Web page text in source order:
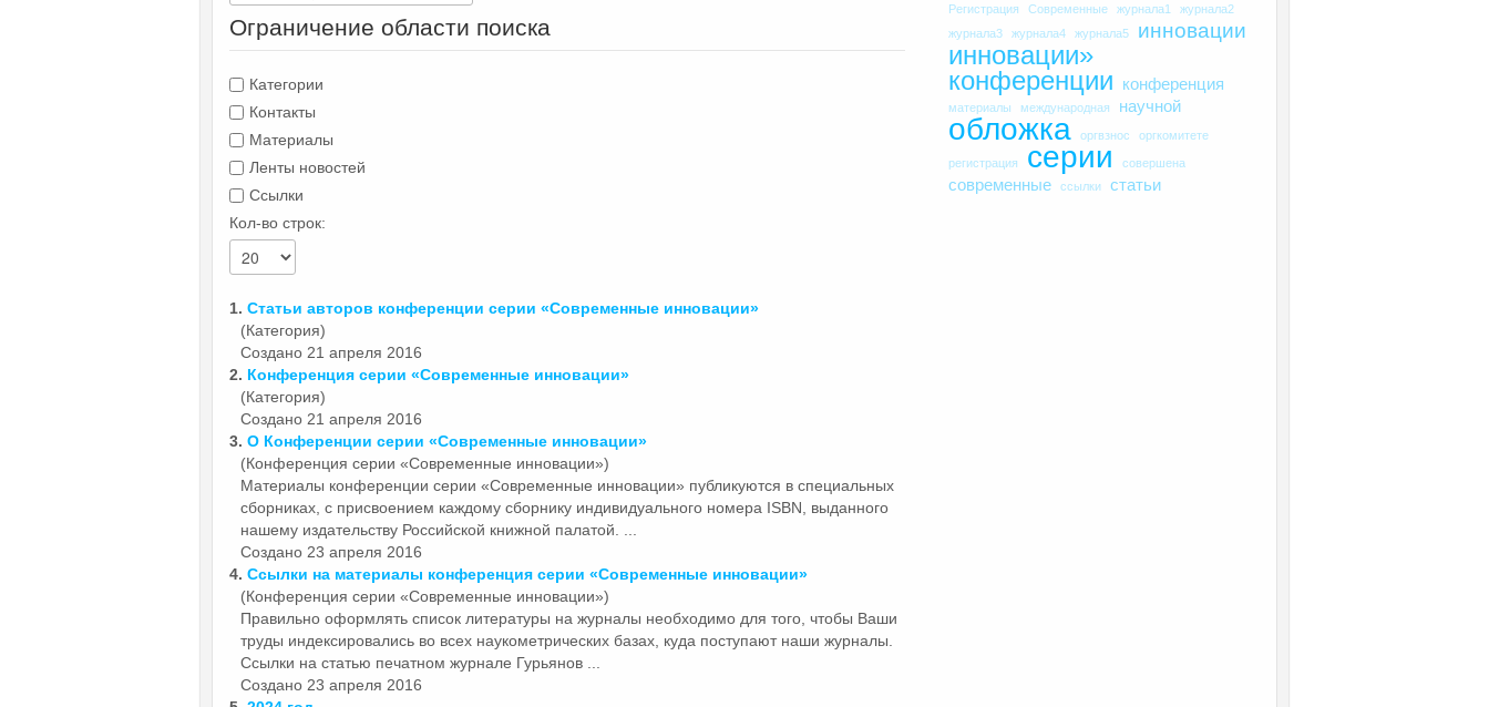
Ограничение области поиска
Категории
Контакты
Материалы
Ленты новостей
Ссылки
Кол-во строк:
1. Статьи авторов конференции серии «Современные инновации»
(Категория)
Создано 21 апреля 2016
2. Конференция серии «Современные инновации»
(Категория)
Создано 21 апреля 2016
3. О Конференции серии «Современные инновации»
(Конференция серии «Современные инновации»)
Материалы конференции серии «Современные инновации» публикуются в специальных
сборниках, с присвоением каждому сборнику индивидуального номера ISBN, выданного
нашему издательству Российской книжной палатой. ...
Создано 23 апреля 2016
4. Ссылки на материалы конференция серии «Современные инновации»
(Конференция серии «Современные инновации»)
Правильно оформлять список литературы на журналы необходимо для того, чтобы Ваши
труды индексировались во всех наукометрических базах, куда поступают наши журналы.
Ссылки на статью печатном журнале Гурьянов ...
Создано 23 апреля 2016
Регистрация
Современные журнала1
журнала2
журнала3
журнала4 журнала5 инновации
инновации»
конференции
конференция
материалы международная научной
обложка оргвзнос оргкомитете
регистрация серии совершена
современные ссылки статьи